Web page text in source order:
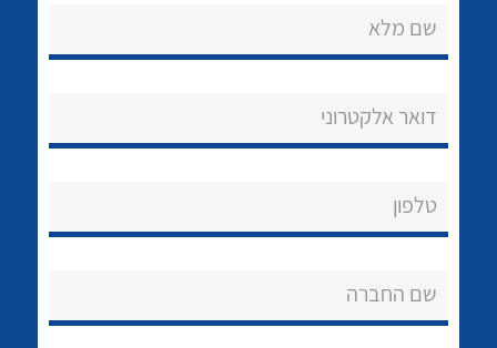
הצוות שלנו
שירותי תמיכה
שם מלא
דואר אלקטרוני
טלפון
שם החברה